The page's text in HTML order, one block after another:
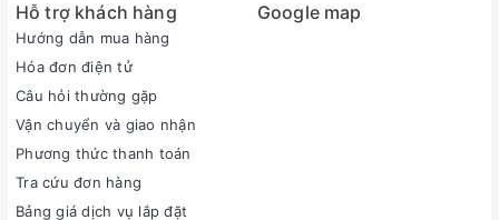
sử dụng. Chức năng hẹn giờ tiện dụng giúp bạn có thể chuẩn
bị thức ăn từ buổi tối để sáng có ngay thức ăn nóng hổi cho
ngày mai.
Máy có khả năng giữ ấm đến 60 phút sau khi bánh chín.
Máy làm bánh mỳ Tiross TS820 được thiết kế đa chức năng
Hỗ trợ khách hàng
Hướng dẫn mua hàng
Hóa đơn điện tử
Câu hỏi thường gặp
Vận chuyển và giao nhận
Phương thức thanh toán
Tra cứu đơn hàng
Bảng giá dịch vụ lắp đặt
Google map